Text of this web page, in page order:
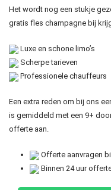
Het wordt nog een stukje
gratis fles champagne bij
Luxe en schone limo’s
Scherpe tarieven
Professionele chauffeurs
Een extra reden om bij ons
is gemiddeld met een 9+
offerte aan.
Offerte aanvragen
Binnen 24 uur